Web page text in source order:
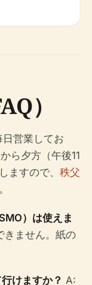
）
営業してお
ら夕方（午後11
ますので、 秩父
）は使えま
きません。紙の
けますか？ A: